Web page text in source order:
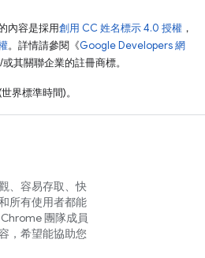
內容是採用創用 CC 姓名標示 4.0 授權 ，
。詳情請參閱《Google Developers 網
其關聯企業的註冊商標。
界標準時間)。
、容易存取、快
所有使用者都能
團隊成員
，希望能協助您